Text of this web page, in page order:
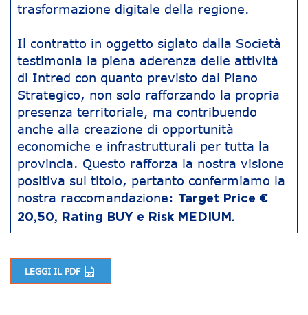
trasformazione digitale della regione.
Il contratto in oggetto siglato dalla Società
testimonia la piena aderenza delle attività
di Intred con quanto previsto dal Piano
Strategico, non solo rafforzando la propria
presenza territoriale, ma contribuendo
anche alla creazione di opportunità
economiche e infrastrutturali per tutta la
provincia. Questo rafforza la nostra visione
positiva sul titolo, pertanto confermiamo la
nostra raccomandazione: Target Price €
20,50, Rating BUY e Risk MEDIUM.
LEGGI IL PDF